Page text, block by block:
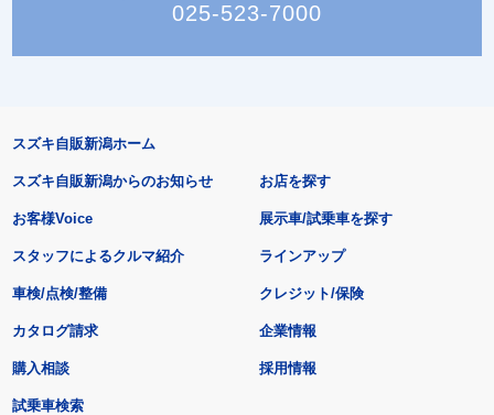
025-523-7000
スズキ自販新潟ホーム
スズキ自販新潟からのお知らせ
お客様Voice
スタッフによるクルマ紹介
お店を探す
展示車/試乗車を探す
ラインアップ
車検/点検/整備 クレジット/保険
カタログ請求
購入相談
試乗車検索
企業情報
採用情報